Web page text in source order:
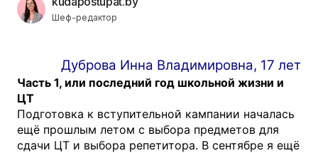
Шеф-редактор
Дуброва Инна Владимировна, 17 лет
Часть 1, или последний год школьной жизни и
ЦТ
Подготовка к вступительной кампании началась
ещё прошлым летом с выбора предметов для
сдачи ЦТ и выбора репетитора. В сентябре я ещё